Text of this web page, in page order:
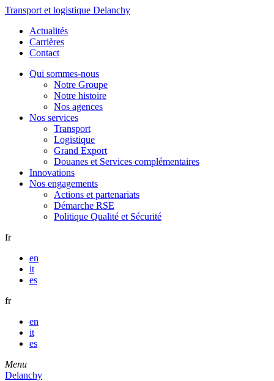
Transport et logistique Delanchy
Actualités
Carrières
Contact
Qui sommes-nous
Notre Groupe
Notre histoire
Nos agences
Nos services
Transport
Logistique
Grand Export
Douanes et Services complémentaires
Innovations
Nos engagements
Actions et partenariats
Démarche RSE
Politique Qualité et Sécurité
fr
en
it
es
fr
en
it
es
Menu
Delanchy